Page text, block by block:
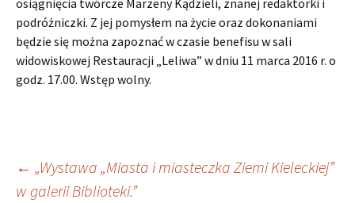
podróżniczki. Z jej pomysłem na życie oraz dokonaniami
będzie się można zapoznać w czasie benefisu w sali
widowiskowej Restauracji „Leliwa” w dniu 11 marca 2016 r. o
godz. 17.00. Wstęp wolny.
Nawigacja
← „Wystawa „Miasta i miasteczka Ziemi Kieleckiej”
w galerii Biblioteki.”